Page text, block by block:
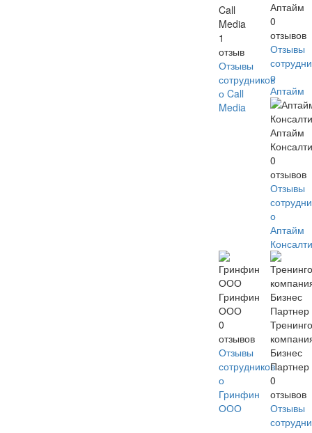
Call
Media
1
отзыв
Отзывы
сотрудников
о Call
Media
Аптайм
0
отзывов
Отзывы
о
Аптайм
Аптайм
0
отзывов
Отзывы
о
Аптайм
Гринфин
ООО
0
отзывов
Отзывы
сотрудников
о
Гринфин
ООО
Бизнес
Партнер
0
отзывов
Отзывы